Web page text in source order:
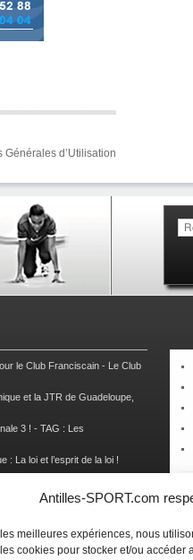
Antilles-SPORT.com
meilleures expériences, nous
cookies pour stocker et/ou accéder
Générales d’Utilisation
le Club Franciscain - Le Club
et la JTR de Guadeloupe,
3 ! - TAG : Les
: La loi et l’esprit de la loi !
Damien Urcel out
le 9e rallye du Pays Marie-
sous le signe de la chaleur et